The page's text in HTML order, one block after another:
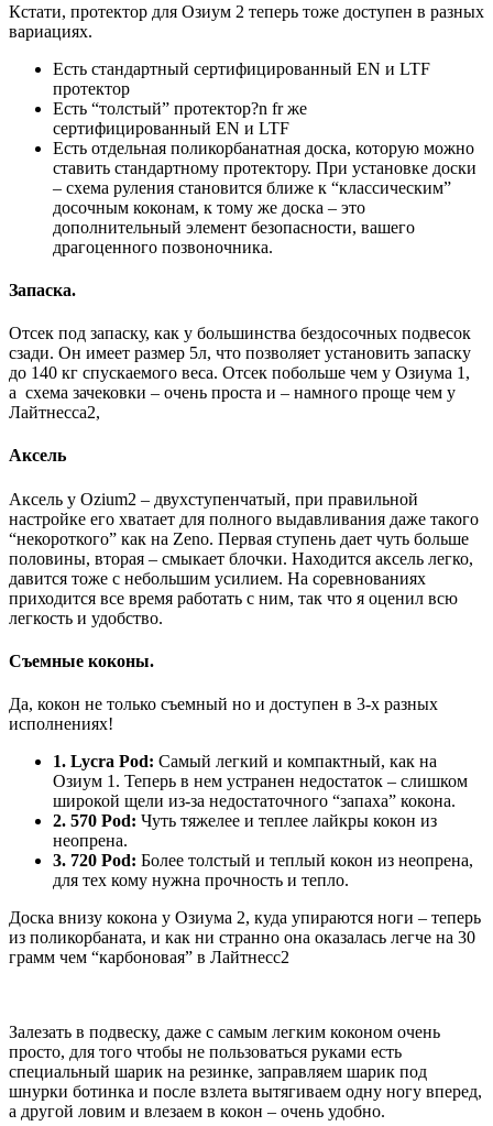
Кстати, протектор для Озиум 2 теперь тоже доступен в разных
вариациях.
Есть стандартный сертифицированный EN и LTF
протектор
Есть “толстый” протектор?n fr же
сертифицированный EN и LTF
Есть отдельная поликорбанатная доска, которую можно
ставить стандартному протектору. При установке доски
– схема руления становится ближе к “классическим”
досочным коконам, к тому же доска – это
дополнительный элемент безопасности, вашего
драгоценного позвоночника.
Запаска.
Отсек под запаску, как у большинства бездосочных подвесок
сзади. Он имеет размер 5л, что позволяет установить запаску
до 140 кг спускаемого веса. Отсек побольше чем у Озиума 1,
а схема зачековки – очень проста и – намного проще чем у
Лайтнесса2,
Аксель
Аксель у Ozium2 – двухступенчатый, при правильной
настройке его хватает для полного выдавливания даже такого
“некороткого” как на Zeno. Первая ступень дает чуть больше
половины, вторая – смыкает блочки. Находится аксель легко,
давится тоже с небольшим усилием. На соревнованиях
приходится все время работать с ним, так что я оценил всю
легкость и удобство.
Съемные коконы.
Да, кокон не только съемный но и доступен в 3-х разных
исполнениях!
1. Lycra Pod: Самый легкий и компактный, как на
Озиум 1. Теперь в нем устранен недостаток – слишком
широкой щели из-за недостаточного “запаха” кокона.
2. 570 Pod: Чуть тяжелее и теплее лайкры кокон из
неопрена.
3. 720 Pod: Более толстый и теплый кокон из неопрена,
для тех кому нужна прочность и тепло.
Доска внизу кокона у Озиума 2, куда упираются ноги – теперь
из поликорбаната, и как ни странно она оказалась легче на 30
грамм чем “карбоновая” в Лайтнесс2
Залезать в подвеску, даже с самым легким коконом очень
просто, для того чтобы не пользоваться руками есть
специальный шарик на резинке, заправляем шарик под
шнурки ботинка и после взлета вытягиваем одну ногу вперед,
а другой ловим и влезаем в кокон – очень удобно.